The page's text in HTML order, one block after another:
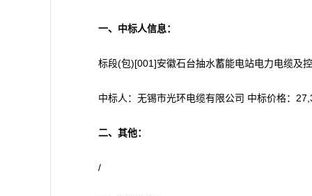
一、中标人信息：
标段(包)[001]安徽石台抽水蓄能电站电力电缆及
中标人：无锡市光环电缆有限公司 中标价格：
二、其他：
/